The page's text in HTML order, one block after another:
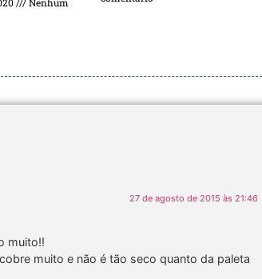
27 de agosto de 2015 às 21:46
muito!!
muito e não é tão seco quanto da paleta